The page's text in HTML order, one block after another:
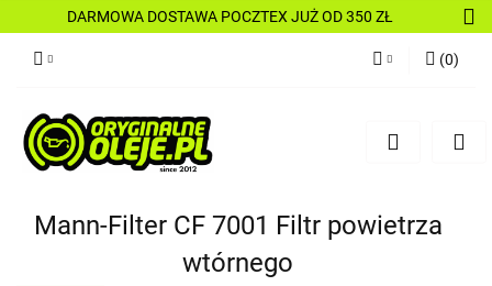
DARMOWA DOSTAWA POCZTEX JUŻ OD 350 ZŁ
Zarejestruj się
(0)
Mann-Filter CF 7001 Filtr powietrza
wtórnego